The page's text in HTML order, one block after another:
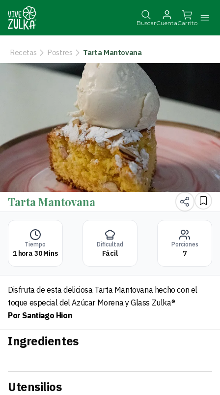
BuscarCuentaCarrito
Recetas Postres Tarta Mantovana
Tarta Mantovana
Tiempo
1 hora 30 Mins
Dificultad
Fácil
Porciones
7
Disfruta de esta deliciosa Tarta Mantovana hecho con el
toque especial del Azúcar Morena y Glass Zulka®
PorSantiago Hion
Ingredientes
Utensilios